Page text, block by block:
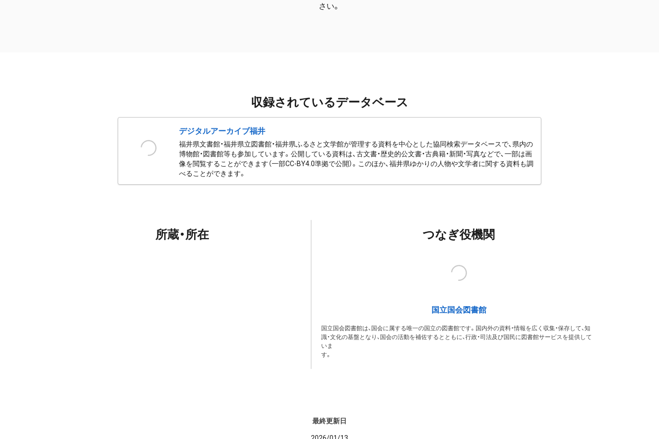
さい。
収録されているデータベース
デジタルアーカイブ福井
福井県文書館・福井県立図書館・福井県ふるさと文学館が管理する資料を中心とした協同検索データベースで、県内の
博物館・図書館等も参加しています。公開している資料は、古文書・歴史的公文書・古典籍・新聞・写真などで、一部は画
像を閲覧することができます（一部CC-BY4.0準拠で公開）。このほか、福井県ゆかりの人物や文学者に関する資料も調
べることができます。
所蔵・所在 つなぎ役機関
国立国会図書館
国立国会図書館は、国会に属する唯一の国立の図書館です。国内外の資料・情報を広く収集・保存して、知
識・文化の基盤となり、国会の活動を補佐するとともに、行政・司法及び国民に図書館サービスを提供して
いま
す。
最終更新日